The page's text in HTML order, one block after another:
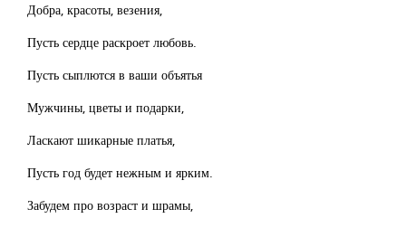
Добра, красоты, везения,
Пусть сердце раскроет любовь.
Пусть сыплются в ваши объятья
Мужчины, цветы и подарки,
Ласкают шикарные платья,
Пусть год будет нежным и ярким.
Забудем про возраст и шрамы,